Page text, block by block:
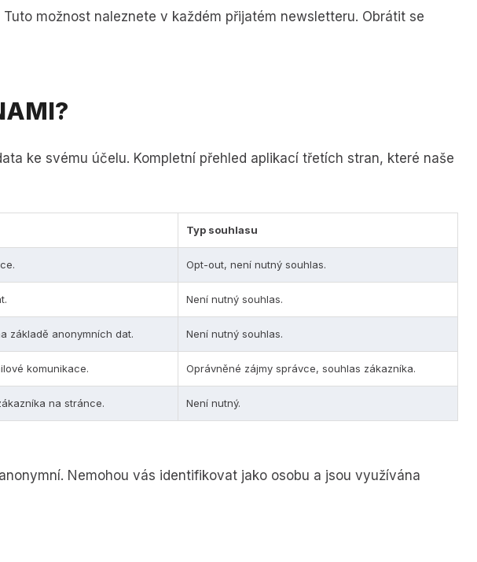
možnost naleznete v každém přijatém newsletteru. Obrátit se
ke svému účelu. Kompletní přehled aplikací třetích stran, které naše
Typ souhlasu
Opt-out, není nutný souhlas.
Není nutný souhlas.
základě anonymních dat. Není nutný souhlas.
komunikace. Oprávněné zájmy správce, souhlas zákazníka.
na stránce. Není nutný.
Nemohou vás identifikovat jako osobu a jsou využívána